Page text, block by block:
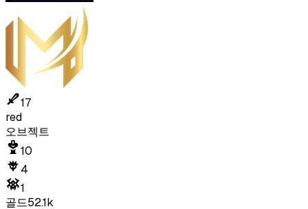
17
red
오브젝트
10
4
1
골드52.1k